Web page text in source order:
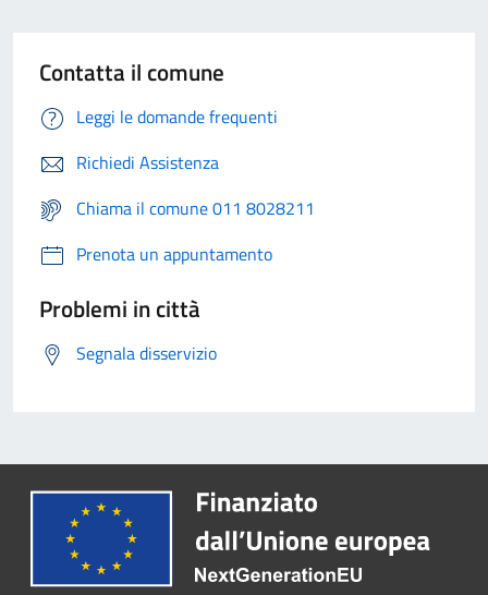
Contatta il comune
Leggi le domande frequenti
Richiedi Assistenza
Chiama il comune 011 8028211
Prenota un appuntamento
Problemi in città
Segnala disservizio